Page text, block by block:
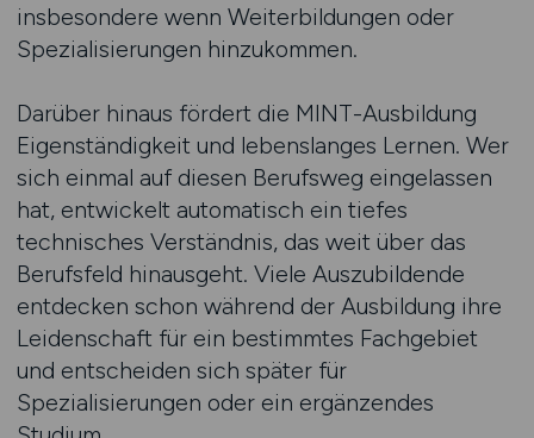
insbesondere wenn Weiterbildungen oder
Spezialisierungen hinzukommen.
Darüber hinaus fördert die MINT-Ausbildung
Eigenständigkeit und lebenslanges Lernen. Wer
sich einmal auf diesen Berufsweg eingelassen
hat, entwickelt automatisch ein tiefes
technisches Verständnis, das weit über das
Berufsfeld hinausgeht. Viele Auszubildende
entdecken schon während der Ausbildung ihre
Leidenschaft für ein bestimmtes Fachgebiet
und entscheiden sich später für
Spezialisierungen oder ein ergänzendes